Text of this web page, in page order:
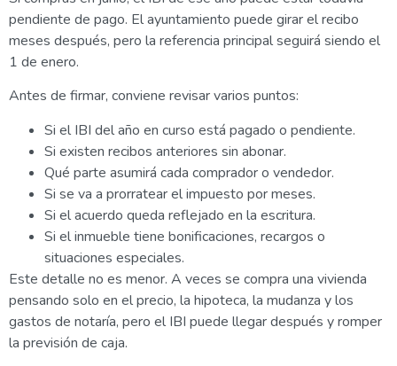
pendiente de pago. El ayuntamiento puede girar el recibo
meses después, pero la referencia principal seguirá siendo el
1 de enero.
Antes de firmar, conviene revisar varios puntos:
Si el IBI del año en curso está pagado o pendiente.
Si existen recibos anteriores sin abonar.
Qué parte asumirá cada comprador o vendedor.
Si se va a prorratear el impuesto por meses.
Si el acuerdo queda reflejado en la escritura.
Si el inmueble tiene bonificaciones, recargos o
situaciones especiales.
Este detalle no es menor. A veces se compra una vivienda
pensando solo en el precio, la hipoteca, la mudanza y los
gastos de notaría, pero el IBI puede llegar después y romper
la previsión de caja.